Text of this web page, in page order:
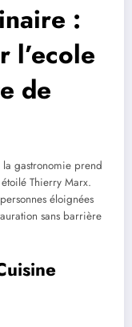
:
l’ecole
de
gastronomie prend
Thierry Marx.
éloignées
sans barrière